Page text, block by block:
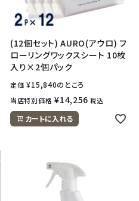
(12個セット) AURO(アウロ) フ
ローリングワックスシート 10枚
入り×2個パック
定価 ¥15,840のところ
当店特別価格 ¥14,256 税込
カートに入れる